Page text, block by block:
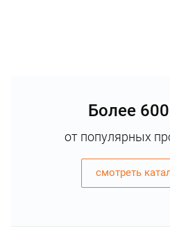
Более
от популярных
смотреть